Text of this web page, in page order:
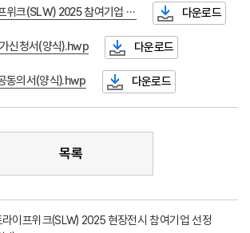
붙임1. 스마트라이프위크(SLW) 2025 참여기업 모집 연장 공고.pdf 다운로드
신청서(양식).hwp 다운로드
동의서(양식).hwp 다운로드
목록
이프위크(SLW) 2025 현장전시 참여기업 선정